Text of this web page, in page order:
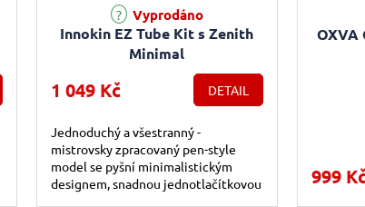
5 hvězdiček.
Innokin EZ Tube Kit s Zenith
Minimal
Průměrné hodnocení produktu je 4,0 z 5 hvězdiček.
Vyprodáno
1 049 Kč DETAIL
Jednoduchý a všestranný -
mistrovsky zpracovaný pen-style
model se pyšní minimalistickým
designem, snadnou jednotlačítkovou
OXVA
999